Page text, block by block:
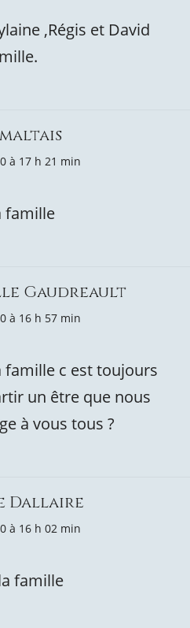
,Régis et David
à 17 h 21 min
famille
Gaudreault
à 16 h 57 min
famille c est toujours
un être que nous
à vous tous ?
Dallaire
à 16 h 02 min
famille